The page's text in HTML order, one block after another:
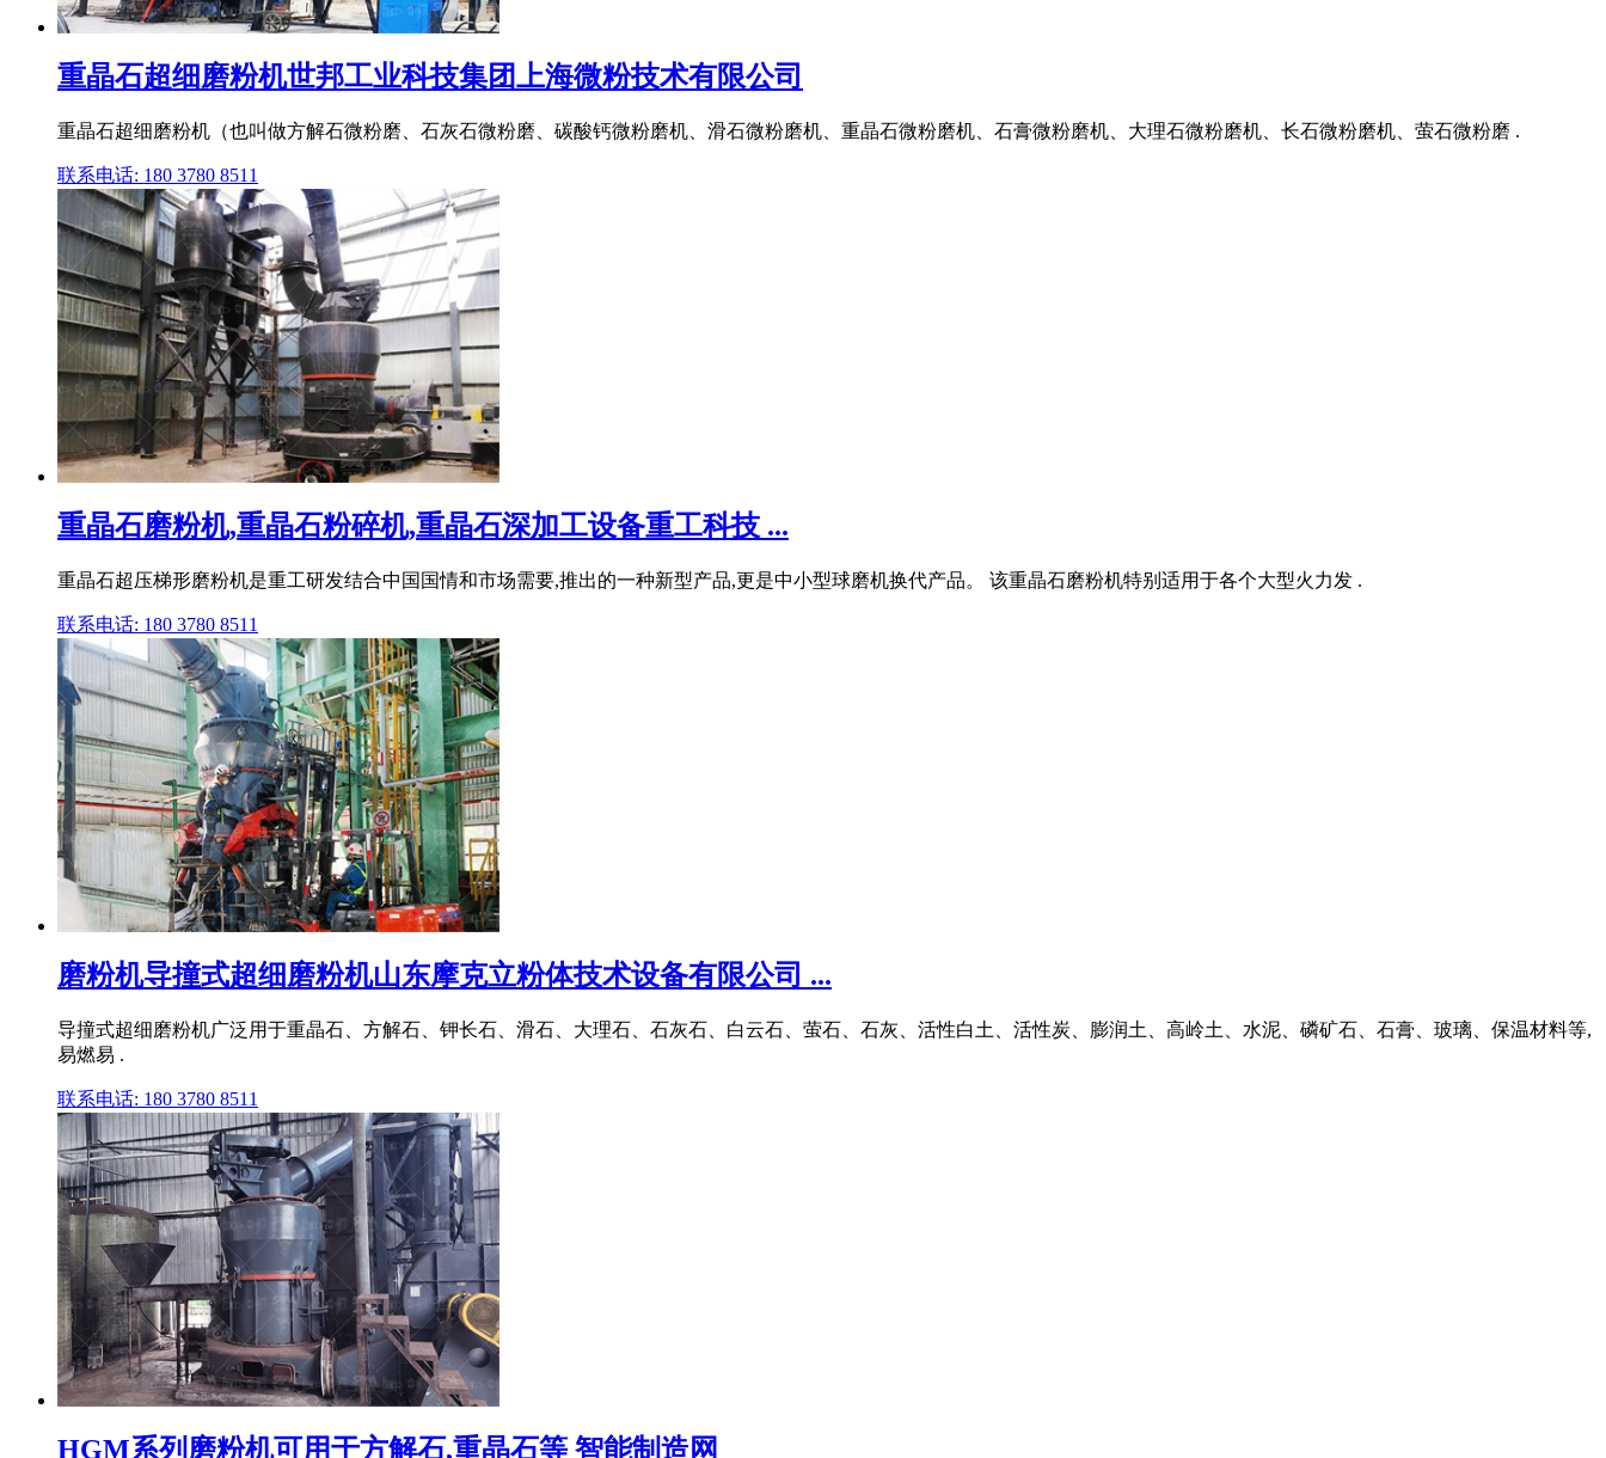
重晶石超细磨粉机世邦工业科技集团上海微粉技术有限公司
重晶石超细磨粉机（也叫做方解石微粉磨、石灰石微粉磨、碳酸钙微粉磨机、滑石微粉磨机、重晶石微粉磨机、石膏微粉磨机、大理石微粉磨机、长石微粉磨机、萤石微粉磨 .
联系电话: 180 3780 8511
重晶石磨粉机,重晶石粉碎机,重晶石深加工设备重工科技 ...
重晶石超压梯形磨粉机是重工研发结合中国国情和市场需要,推出的一种新型产品,更是中小型球磨机换代产品。 该重晶石磨粉机特别适用于各个大型火力发 .
联系电话: 180 3780 8511
磨粉机导撞式超细磨粉机山东摩克立粉体技术设备有限公司 ...
导撞式超细磨粉机广泛用于重晶石、方解石、钾长石、滑石、大理石、石灰石、白云石、萤石、石灰、活性白土、活性炭、膨润土、高岭土、水泥、磷矿石、石膏、玻璃、保温材料等,
易燃易 .
联系电话: 180 3780 8511
HGM系列磨粉机可用于方解石,重晶石等 智能制造网